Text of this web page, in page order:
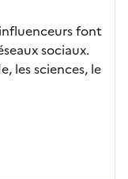
font
sociaux.
les sciences, le